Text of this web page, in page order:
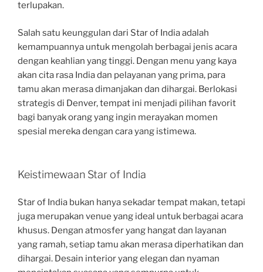
terlupakan.
Salah satu keunggulan dari Star of India adalah
kemampuannya untuk mengolah berbagai jenis acara
dengan keahlian yang tinggi. Dengan menu yang kaya
akan cita rasa India dan pelayanan yang prima, para
tamu akan merasa dimanjakan dan dihargai. Berlokasi
strategis di Denver, tempat ini menjadi pilihan favorit
bagi banyak orang yang ingin merayakan momen
spesial mereka dengan cara yang istimewa.
Keistimewaan Star of India
Star of India bukan hanya sekadar tempat makan, tetapi
juga merupakan venue yang ideal untuk berbagai acara
khusus. Dengan atmosfer yang hangat dan layanan
yang ramah, setiap tamu akan merasa diperhatikan dan
dihargai. Desain interior yang elegan dan nyaman